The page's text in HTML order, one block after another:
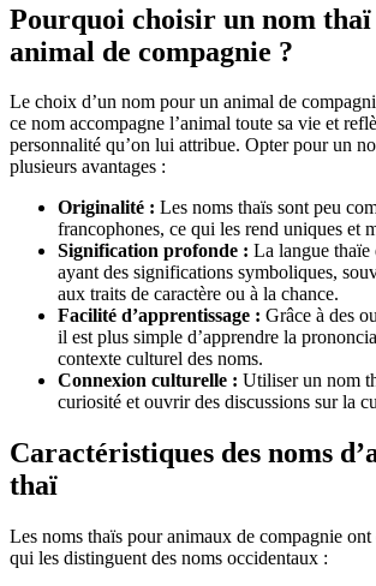
Pourquoi choisir un nom
animal de compagnie ?
Le choix d’un nom pour un animal de
ce nom accompagne l’animal toute sa vie et
personnalité qu’on lui attribue. Opter pour un
plusieurs avantages :
Originalité : Les noms thaïs sont peu
francophones, ce qui les rend uniques et
Signification profonde : La langue thaïe
ayant des significations symboliques,
aux traits de caractère ou à la chance.
Facilité d’apprentissage : Grâce à des
il est plus simple d’apprendre la
contexte culturel des noms.
Connexion culturelle : Utiliser un nom
curiosité et ouvrir des discussions sur la
Caractéristiques des noms
thaï
Les noms thaïs pour animaux de compagnie ont
qui les distinguent des noms occidentaux :